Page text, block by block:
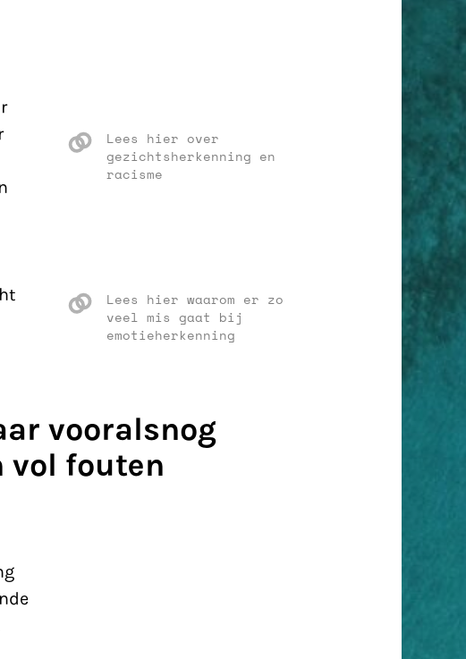
Lees hier over
gezichtsherkenning en
racisme
Lees hier waarom er zo
veel mis gaat bij
emotieherkenning
vooralsnog
fouten